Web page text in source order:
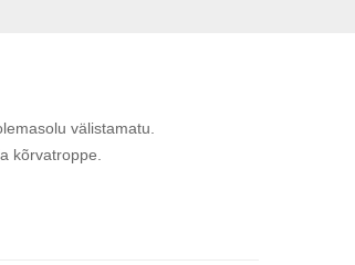
välistamatu.
kõrvatroppe.